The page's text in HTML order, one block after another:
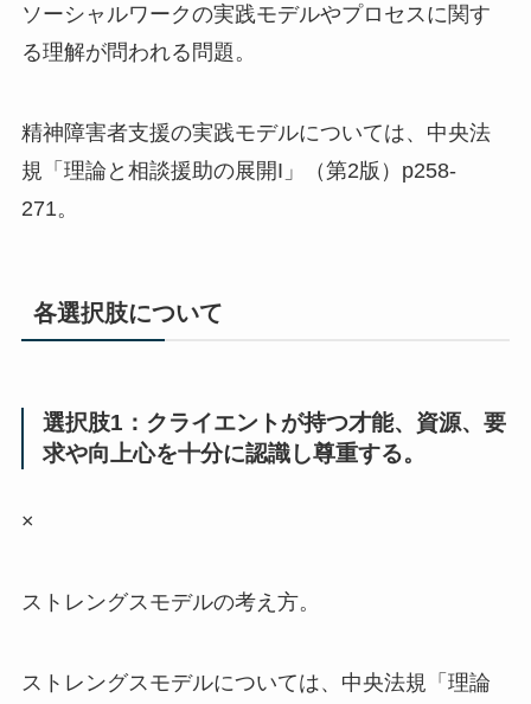
ソーシャルワークの実践モデルやプロセスに関す
る理解が問われる問題。
精神障害者支援の実践モデルについては、中央法
規「理論と相談援助の展開I」（第2版）p258-
271。
各選択肢について
選択肢1：クライエントが持つ才能、資源、要
求や向上心を十分に認識し尊重する。
×
ストレングスモデルの考え方。
ストレングスモデルについては、中央法規「理論